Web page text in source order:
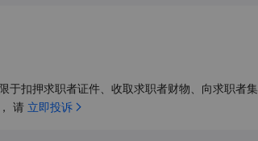
于扣押求职者证件、收取求职者财物、向求职者集
请 立即投诉